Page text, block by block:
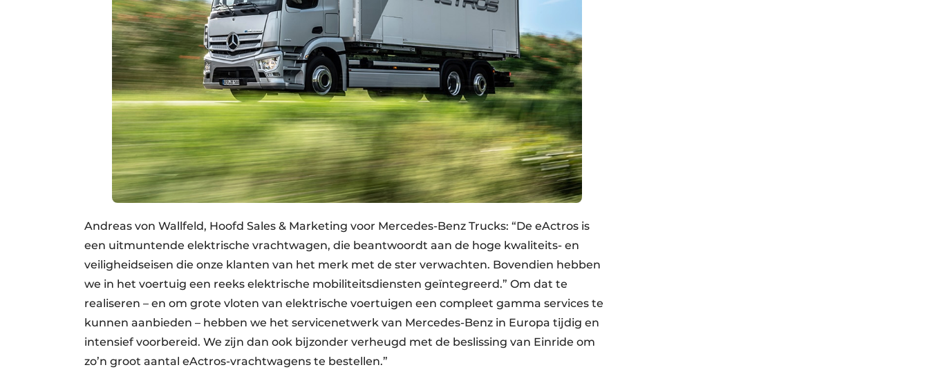
Andreas von Wallfeld, Hoofd Sales & Marketing voor Mercedes-Benz Trucks: “De eActros is
een uitmuntende elektrische vrachtwagen, die beantwoordt aan de hoge kwaliteits- en
veiligheidseisen die onze klanten van het merk met de ster verwachten. Bovendien hebben
we in het voertuig een reeks elektrische mobiliteitsdiensten geïntegreerd.” Om dat te
realiseren – en om grote vloten van elektrische voertuigen een compleet gamma services te
kunnen aanbieden – hebben we het servicenetwerk van Mercedes-Benz in Europa tijdig en
intensief voorbereid. We zijn dan ook bijzonder verheugd met de beslissing van Einride om
zo’n groot aantal eActros-vrachtwagens te bestellen.”